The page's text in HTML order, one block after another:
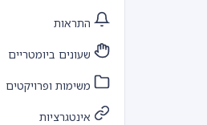
התראות
שעונים ביומטריים
משימות ופרויקטים
אינטגרציות